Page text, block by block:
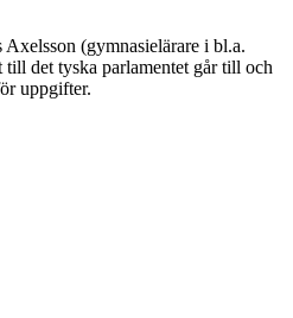
(gymnasielärare i bl.a.
det tyska parlamentet går till och
uppgifter.